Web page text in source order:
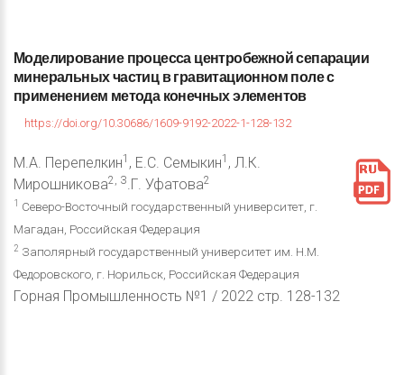
Моделирование процессацентробежнойсепарации
минеральныхчастиц вгравитационномполес
применением метода конечныхэлементов
https://doi.org/10.30686/1609-9192-2022-1-128-132
М.А. Перепелкин1 , Е.С. Семыкин1 , Л.К.
Мирошникова2, З.Г. Уфатова2
1
Северо-Восточный государственный университет, г.
Магадан, Российская Федерация
2 Заполярный государственный университет им. Н.М.
Федоровского, г. Норильск, Российская Федерация
Горная Промышленность №1 / 2022 стр. 128-132